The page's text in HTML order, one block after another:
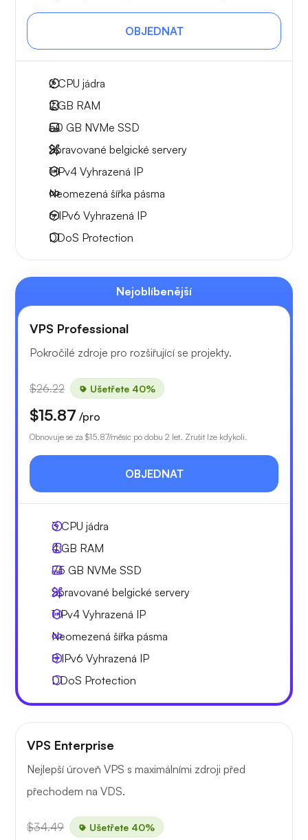
OBJEDNAT
2CPU jádra
2 GB RAM
50 GB NVMe SSD
Spravované belgické servery
1 IPv4 Vyhrazená IP
Neomezená šířka pásma
6 IPv6 Vyhrazená IP
DDoS Protection
Nejoblíbenější
VPS Professional
Pokročilé zdroje pro rozšiřující se projekty.
$26.22 Ušetřete 40%
$15.87 /pro
Obnovuje se za $15.87/měsíc po dobu 2 let. Zrušit lze kdykoli.
OBJEDNAT
3CPU jádra
4 GB RAM
75 GB NVMe SSD
Spravované belgické servery
1 IPv4 Vyhrazená IP
Neomezená šířka pásma
8 IPv6 Vyhrazená IP
DDoS Protection
VPS Enterprise
Nejlepší úroveň VPS s maximálními zdroji před
přechodem na VDS.
$34.49 Ušetřete 40%